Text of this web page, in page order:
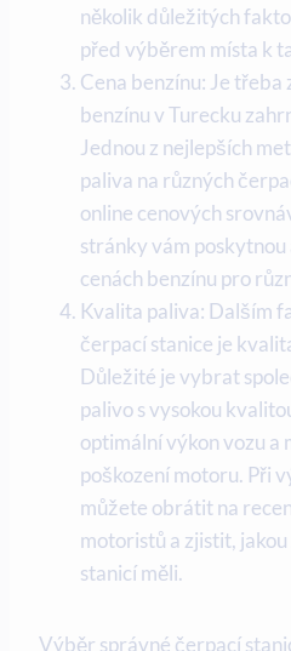
několik důležitých
před výběrem místa k
Cena benzínu: Je třeba
benzínu v Turecku
Jednou z nejlepších
paliva na různých
online cenových
stránky vám
cenách benzínu pro
Kvalita paliva: Dalším
čerpací stanice je
Důležité je vybrat
palivo s vysokou
optimální výkon vozu a
poškození motoru. Při
můžete obrátit na
motoristů a zjistit,
stanicí měli.
Výběr správné čerpací